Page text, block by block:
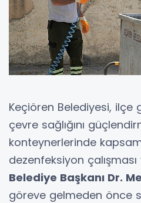
Keçiören Belediyesi, ilçe
çevre sağlığını
konteynerlerinde
dezenfeksiyon
Belediye Başkanı Dr.
göreve gelmeden önce